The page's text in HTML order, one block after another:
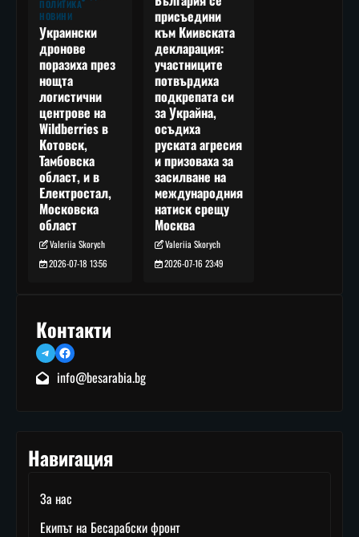
ПОЛИТИКА
НОВИНИ
Украински
дронове
поразиха през
нощта
логистични
центрове на
Wildberries в
Котовск,
Тамбовска
област, и в
Електростал,
Московска
област
Valeriia Skorych
2026-07-18 13:56
присъедини
към Киивската
декларация:
участниците
потвърдиха
подкрепата си
за Украйна,
осъдиха
руската агресия
и призоваха за
засилване на
международния
натиск срещу
Москва
Valeriia Skorych
2026-07-16 23:49
Контакти
TelegramFacebook
info@besarabia.bg
Навигация
За нас
Екипът на Бесарабски фронт